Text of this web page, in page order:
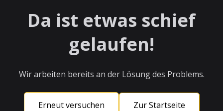
Da ist etwas schief
gelaufen!
Wir arbeiten bereits an der Lösung des Problems.
Erneut versuchen Zur Startseite